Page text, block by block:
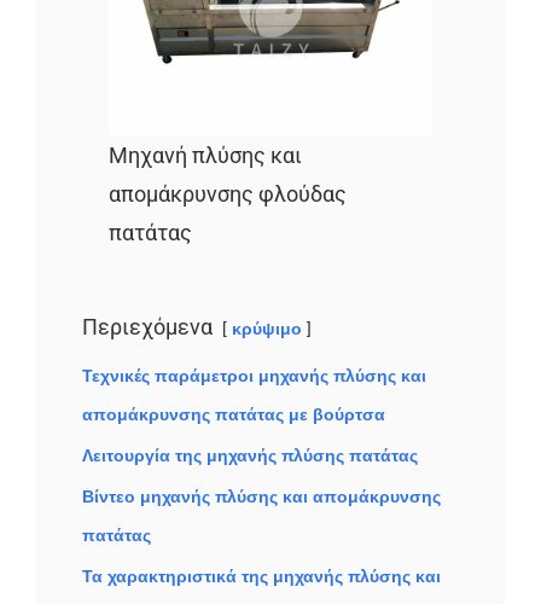
Μηχανή πλύσης και
απομάκρυνσης φλούδας
πατάτας
Περιεχόμενα κρύψιμο
Τεχνικές παράμετροι μηχανής πλύσης και
απομάκρυνσης πατάτας με βούρτσα
Λειτουργία της μηχανής πλύσης πατάτας
Βίντεο μηχανής πλύσης και απομάκρυνσης
πατάτας
Τα χαρακτηριστικά της μηχανής πλύσης και